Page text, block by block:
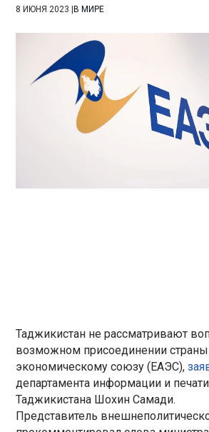
8 ИЮНЯ 2023 |В МИРЕ
Таджикистан не рассматривают
возможном присоединении
экономическому союзу (ЕАЭС),
департамента информации и
Таджикистана Шохин Самади.
Представитель